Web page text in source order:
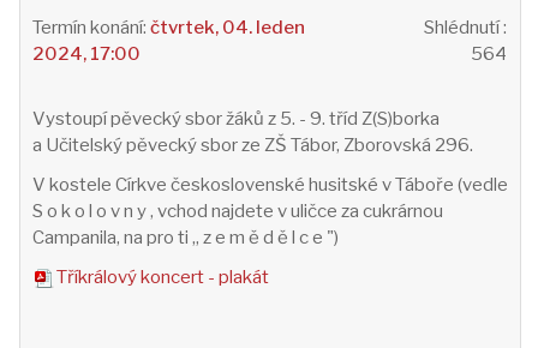
čtvrtek, 04. leden
2024, 17:00
Shlédnutí:
564
Vystoupí pěvecký sbor žáků z 5. - 9. tříd Z(S)borka
a Učitelský pěvecký sbor ze ZŠ Tábor, Zborovská 296.
V kostele Církve československé husitské v Táboře (vedle
S o k o l o v n y , vchod najdete v uličce za cukrárnou
Campanila, na pro ti „ z e m ě d ě l c e ")
Tříkrálový koncert - plakát